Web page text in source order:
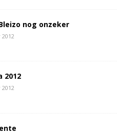
nog onzeker
2012